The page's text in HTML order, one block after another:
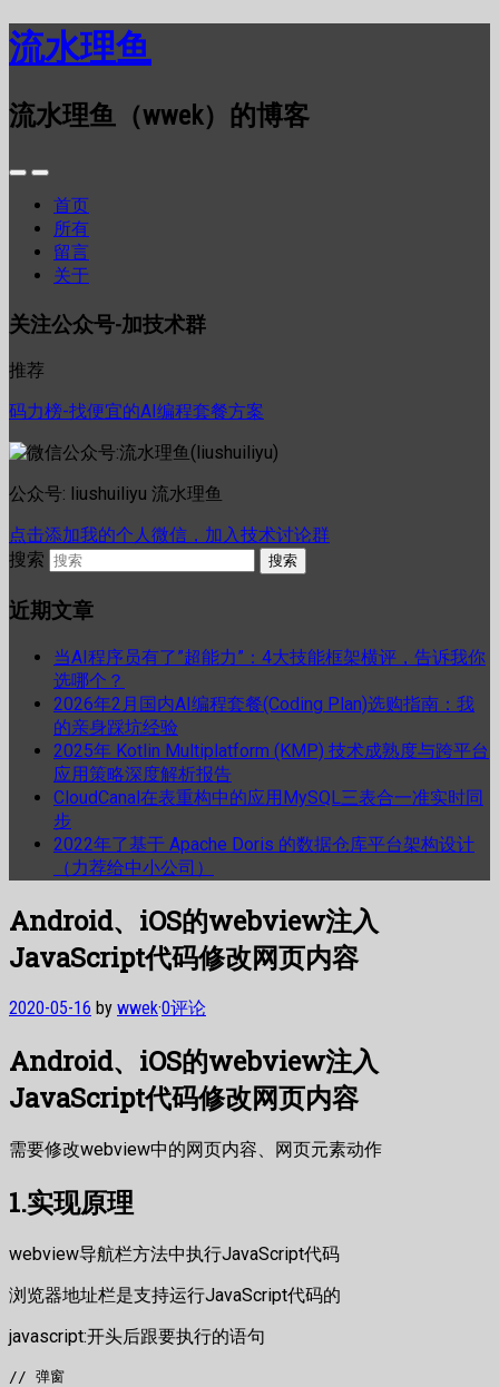
流水理鱼
流水理鱼（wwek）的博客
首页
所有
留言
关于
关注公众号-加技术群
推荐
码力榜-找便宜的AI编程套餐方案
公众号: liushuiliyu 流水理鱼
点击添加我的个人微信，加入技术讨论群
搜索
近期文章
当AI程序员有了”超能力”：4大技能框架横评，告诉我你
选哪个？
2026年2月国内AI编程套餐(Coding Plan)选购指南：我
的亲身踩坑经验
2025年 Kotlin Multiplatform (KMP) 技术成熟度与跨平台
应用策略深度解析报告
CloudCanal在表重构中的应用MySQL三表合一准实时同
步
2022年了基于 Apache Doris 的数据仓库平台架构设计
（力荐给中小公司）
Android、iOS的webview注入
JavaScript代码修改网页内容
2020-05-16 by wwek·0评论
Android、iOS的webview注入
JavaScript代码修改网页内容
需要修改webview中的网页内容、网页元素动作
1.实现原理
webview导航栏方法中执行JavaScript代码
浏览器地址栏是支持运行JavaScript代码的
javascript:开头后跟要执行的语句
// 弹窗